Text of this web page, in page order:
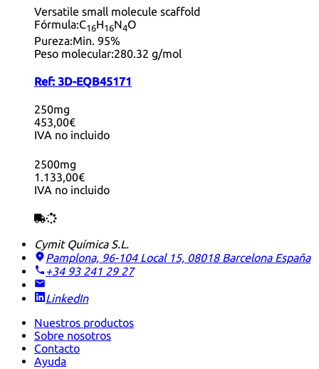
Versatile small molecule scaffold
Fórmula:C16H16N4O
Pureza:Min. 95%
Peso molecular:280.32 g/mol
Ref: 3D-EQB45171
250mg
453,00€
IVA no incluido
2500mg
1.133,00€
IVA no incluido
Cymit Química S.L.
Pamplona, 96-104 Local 15, 08018 Barcelona España
+34 93 241 29 27
LinkedIn
Nuestros productos
Sobre nosotros
Contacto
Ayuda